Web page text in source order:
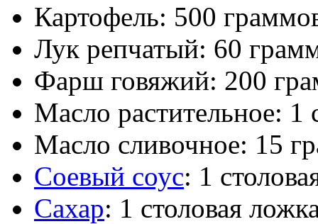
Картофель: 500
Лук репчатый: 60
Фарш говяжий: 200
Масло растительное: 1
Масло сливочное: 15
Соевый соус: 1
Сахар: 1 столовая